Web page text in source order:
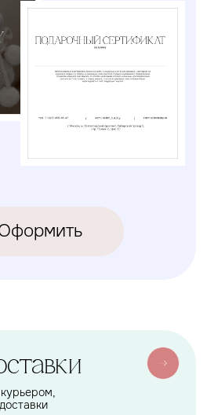
Услуга
сборки
Доверьте сборку
кроватки или комода
профессионалам